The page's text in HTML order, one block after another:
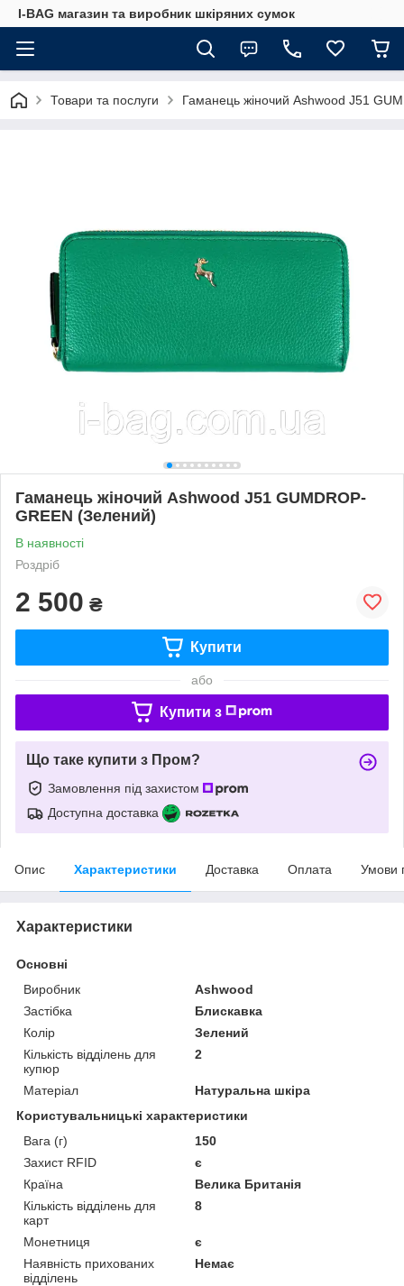
I-BAG магазин та виробник шкіряних сумок
Товари та послуги Гаманець жіночий Ashwood J51
Гаманець жіночий Ashwood J51 GUMDROP-
GREEN (Зелений)
В наявності
Роздріб
2 500 ₴
Купити
або
Купити з
Що таке купити з Пром?
Замовлення під захистом
Доступна доставка
Опис Характеристики Доставка Оплата Умови
Характеристики
Основні
Виробник
Ashwood
Застібка
Блискавка
Колір
Зелений
Кількість відділень для
купюр
2
Матеріал
Натуральна шкіра
Користувальницькі характеристики
Вага (г)
150
Захист RFID
є
Країна
Велика Британія
Кількість відділень для
карт
8
Монетниця
є
Наявність прихованих
відділень
Немає